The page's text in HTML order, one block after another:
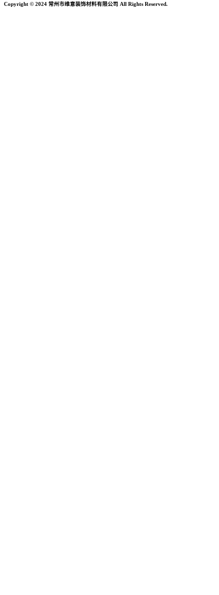
Copyright © 2024 常州市维意装饰材料有限公司 All Rights Reserved.